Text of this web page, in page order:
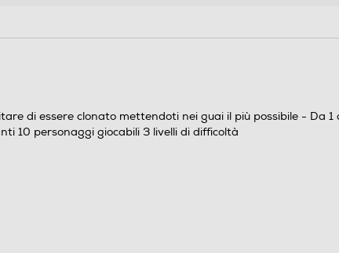
di essere clonato mettendoti nei guai il più possibile - Da
10 personaggi giocabili 3 livelli di difficoltà